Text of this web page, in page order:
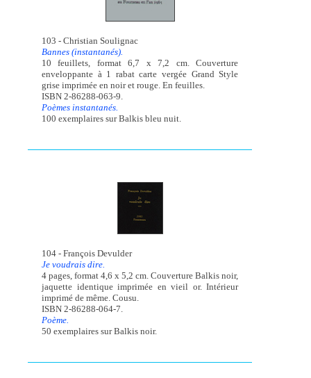
103 - Christian Soulignac
Bannes (instantanés).
10 feuillets, format 6,7 x 7,2 cm. Couverture
enveloppante à 1 rabat carte vergée Grand Style
grise imprimée en noir et rouge. En feuilles.
ISBN 2-86288-063-9.
Poèmes instantanés.
100 exemplaires sur Balkis bleu nuit.
104 - François Devulder
Je voudrais dire.
4 pages, format 4,6 x 5,2 cm. Couverture Balkis noir,
jaquette identique imprimée en vieil or. Intérieur
imprimé de même. Cousu.
ISBN 2-86288-064-7.
Poème.
50 exemplaires sur Balkis noir.